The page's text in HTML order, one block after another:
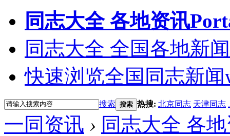
同志大全 各地资讯
同志大全 全国各地新闻
快速浏览全国同志新闻
搜索 搜索 热搜: 北京同志 天津同志
一同资讯 › 同志大全 各